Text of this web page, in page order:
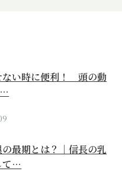
ない時に便利！ 頭の動
最期とは？｜信長の乳
て…